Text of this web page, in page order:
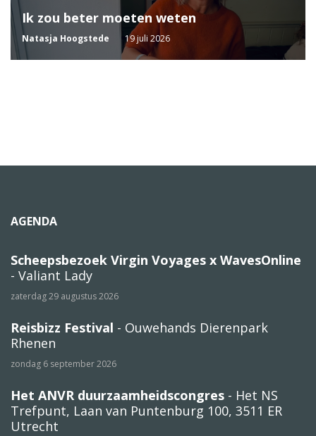
Ik zou beter moeten weten
Natasja Hoogstede 19 juli 2026
AGENDA
Scheepsbezoek Virgin Voyages x WavesOnline
- Valiant Lady
zaterdag 29 augustus 2026
Reisbizz Festival - Ouwehands Dierenpark
Rhenen
zondag 6 september 2026
Het ANVR duurzaamheidscongres - Het NS
Trefpunt, Laan van Puntenburg 100, 3511 ER
Utrecht